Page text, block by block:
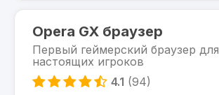
Opera GX браузер
Первый геймерский браузер для
настоящих игроков
4.1 (94)